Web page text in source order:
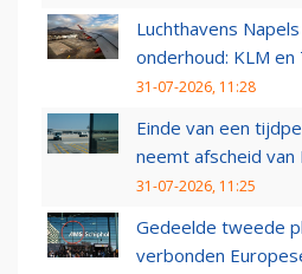
Luchthavens
onderhoud: KLM
31-07-2026, 11:28
Einde van een
neemt afscheid van
31-07-2026, 11:25
Gedeelde tweede
verbonden